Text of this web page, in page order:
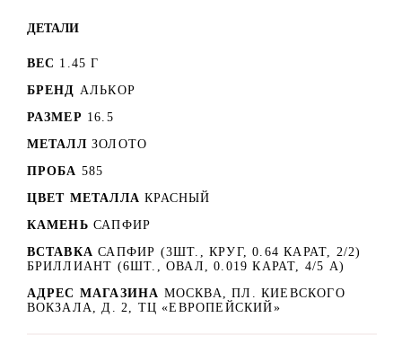
ДЕТАЛИ
ВЕС 1.45 Г
БРЕНД АЛЬКОР
РАЗМЕР 16.5
МЕТАЛЛ ЗОЛОТО
ПРОБА 585
ЦВЕТ МЕТАЛЛА КРАСНЫЙ
КАМЕНЬ САПФИР
ВСТАВКА САПФИР (3ШТ., КРУГ, 0.64 КАРАТ, 2/2)
БРИЛЛИАНТ (6ШТ., ОВАЛ, 0.019 КАРАТ, 4/5 А)
АДРЕС МАГАЗИНА МОСКВА, ПЛ. КИЕВСКОГО
ВОКЗАЛА, Д. 2, ТЦ «ЕВРОПЕЙСКИЙ»